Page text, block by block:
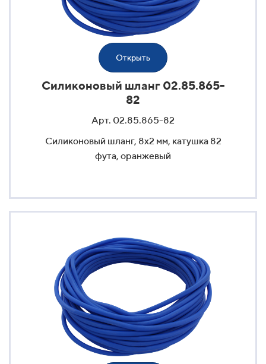
Открыть
Силиконовый шланг 02.85.865-
82
Арт. 02.85.865-82
Силиконовый шланг, 8x2 мм, катушка 82
фута, оранжевый